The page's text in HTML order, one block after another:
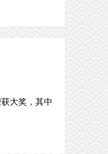
大奖，其中